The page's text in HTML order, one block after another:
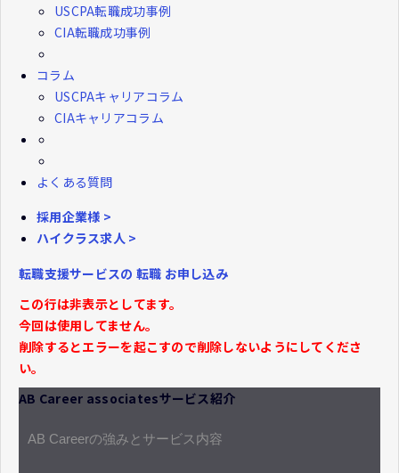
USCPA転職成功事例
CIA転職成功事例
コラム
USCPAキャリアコラム
CIAキャリアコラム
よくある質問
採用企業様 >
ハイクラス求人 >
転職支援サービスの 転職 お申し込み
この行は非表示としてます。
今回は使用してません。
削除するとエラーを起こすので削除しないようにしてくださ
い。
AB Career associatesサービス紹介
AB Careerの強みとサービス内容